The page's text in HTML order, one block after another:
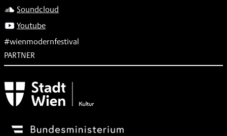
Soundcloud
Youtube
#wienmodernfestival
PARTNER
Subventionsgeber